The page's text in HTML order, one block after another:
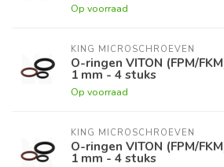
Op voorraad
KING MICROSCHROEVEN
O-ringen VITON (FPM/
1 mm - 4 stuks
Op voorraad
KING MICROSCHROEVEN
O-ringen VITON (FPM/
1 mm - 4 stuks